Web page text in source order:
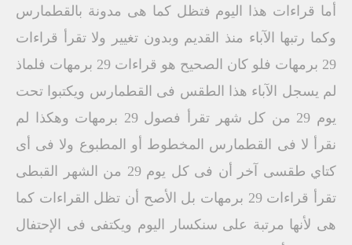
أما قراءات هذا اليوم فتظل كما هى مدونة بالقطمارس
وكما رتبها الآباء منذ القديم وبدون تغيير ولا تقرأ قراءات
29 برمهات فلو كان الصحيح هو قراءات 29 برمهات فلماذ
لم يسجل الآباء هذا الطقس فى القطمارس ويكتبوا تحت
يوم 29 من كل شهر تقرأ فصول 29 برمهات وهكذا لم
نقرأ لا فى القطمارس المخطوط أو المطبوع ولا فى أى
كتاي طقسى آخر أن فى كل يوم 29 من الشهر القبطى
تقرأ قراءات 29 برمهات بل الأصح أن تظل القراءات كما
هى لأنها مرتبة على سنكسار اليوم ويكتفى فى الإحتفال